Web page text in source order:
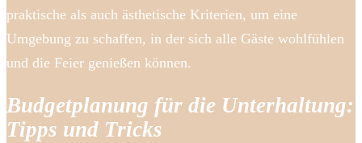
praktische als auch ästhetische Kriterien, um eine
Umgebung zu schaffen, in der sich alle Gäste wohlfühlen
und die Feier genießen können.
Budgetplanung für die Unterhaltung:
Tipps und Tricks